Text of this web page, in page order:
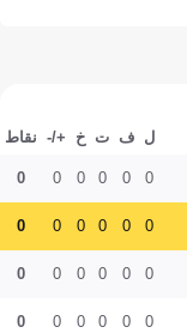
ل ف ت خ +/- نقاط
0
0
0
0
0
0
0
0
0
0
0
0
0
0
0
0
0
0
0
0
0
0
0
0